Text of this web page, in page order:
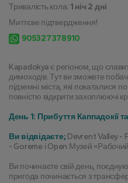
Kapadokya є регіоном, що
димоходів. Тут ви зможете
підземні міста, які покаталися
повністю відкрити захоплюючі
День 1: Прибуття Каппадокії
Ви відвідаєте; Devrent Valley -
- Goreme і Open Музей
Ви починаєте свій день,
пригода починається з
Тривалість кола: 1 ніч 2 дні
Миттєве підтвердження!
905327378910